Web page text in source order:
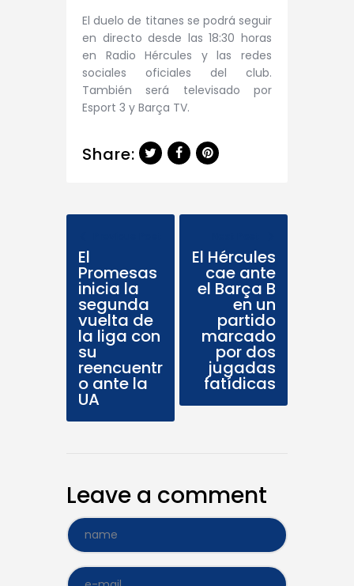
El duelo de titanes se podrá seguir
en directo desde las 18:30 horas
en Radio Hércules y las redes
sociales oficiales del club.
También será televisado por
Esport 3 y Barça TV.
Share:
El
Promesas
inicia la
segunda
vuelta de
la liga con
su
reencuentr
o ante la
UA
El Hércules
cae ante
el Barça B
en un
partido
marcado
por dos
jugadas
fatídicas
Leave a comment